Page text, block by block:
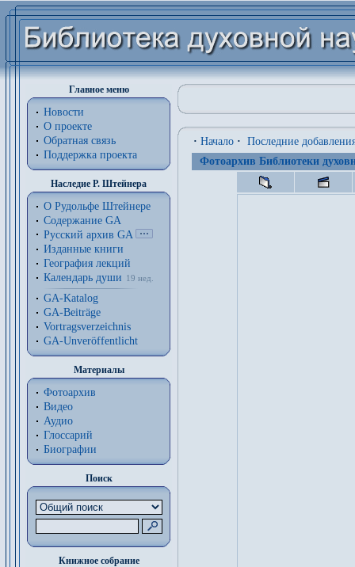
Главное меню
Новости
О проекте
Обратная связь
Поддержка проекта
Наследие Р. Штейнера
О Рудольфе Штейнере
Содержание GA
Русский архив GA
Изданные книги
География лекций
Календарь души
19 нед.
GA-Katalog
GA-Beiträge
Vortragsverzeichnis
GA-Unveröffentlicht
Материалы
Фотоархив
Видео
Аудио
Глоссарий
Биографии
Поиск
Книжное собрание
· Начало · Последние
Фотоархив Библиотеки